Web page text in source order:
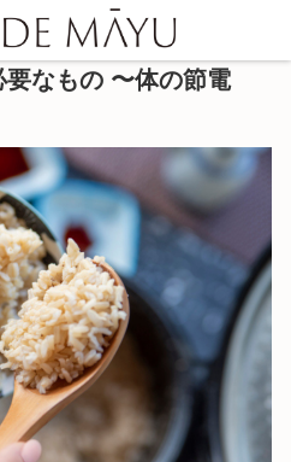
なもの 〜体の節電